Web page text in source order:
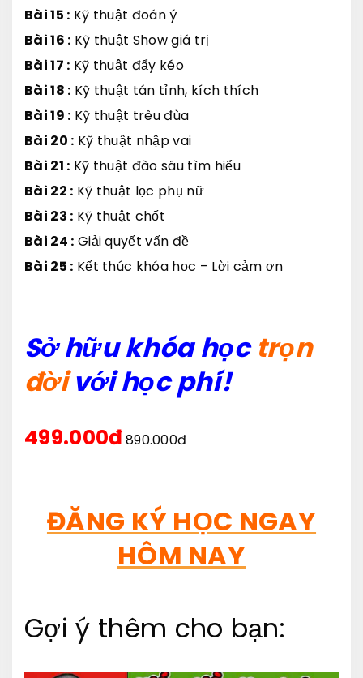
Bài 15 : Kỹ thuật đoán ý
Bài 16 : Kỹ thuật Show giá trị
Bài 17 : Kỹ thuật đẩy kéo
Bài 18 : Kỹ thuật tán tỉnh, kích thích
Bài 19 : Kỹ thuật trêu đùa
Bài 20 : Kỹ thuật nhập vai
Bài 21 : Kỹ thuật đào sâu tìm hiểu
Bài 22 : Kỹ thuật lọc phụ nữ
Bài 23 : Kỹ thuật chốt
Bài 24 : Giải quyết vấn đề
Bài 25 : Kết thúc khóa học – Lời cảm ơn
Sở hữu khóa học trọn
đờivới học phí!
499.000đ890.000đ
ĐĂNG KÝ HỌC NGAY
HÔM NAY
Gợi ý thêm cho bạn: